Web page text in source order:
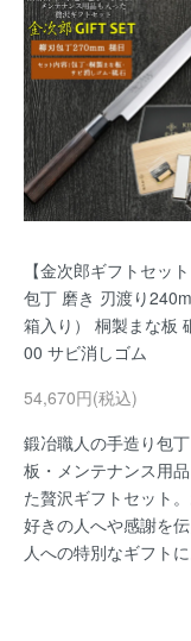
【金次郎ギフトセッ
包丁 磨き 刃渡り
箱入り） 桐製まな板
00 サビ消しゴム
54,670円(税込)
鍛冶職人の手造り包
板・メンテナンス用
た贅沢ギフトセット
好きの人へや感謝を
人への特別なギフトに